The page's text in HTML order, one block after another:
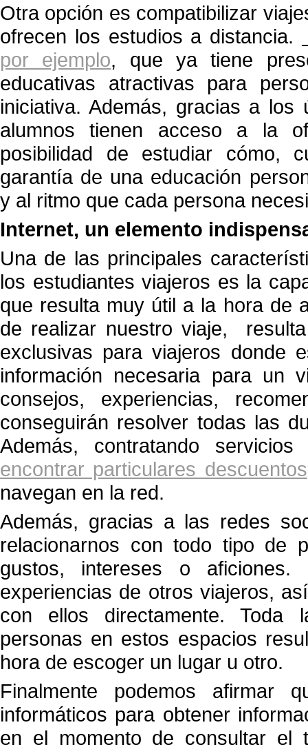
Otra opción es compatibilizar
ofrecen los estudios a distancia.
por ejemplo, que ya tiene
educativas atractivas para
iniciativa. Además, gracias a los
alumnos tienen acceso a la
posibilidad de estudiar cómo,
garantía de una educación
y al ritmo que cada persona
Internet, un elemento
Una de las principales
los estudiantes viajeros es la
que resulta muy útil a la hora de
de realizar nuestro viaje,
exclusivas para viajeros donde
información necesaria para un
consejos, experiencias,
conseguirán resolver todas las
Además, contratando
encontrar particulares descuentos
navegan en la red.
Además, gracias a las redes
relacionarnos con todo tipo de
gustos, intereses o aficiones.
experiencias de otros viajeros,
con ellos directamente. Toda
personas en estos espacios
hora de escoger un lugar u otro.
Finalmente podemos afirmar
informáticos para obtener
en el momento de consultar el